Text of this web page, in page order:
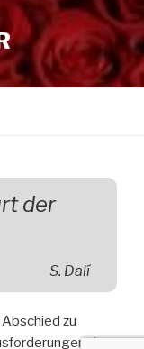
der
S. Dalí
zu
des